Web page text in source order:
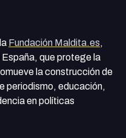
Fundación Maldita.es,
España, que protege la
la construcción de
periodismo, educación,
en políticas